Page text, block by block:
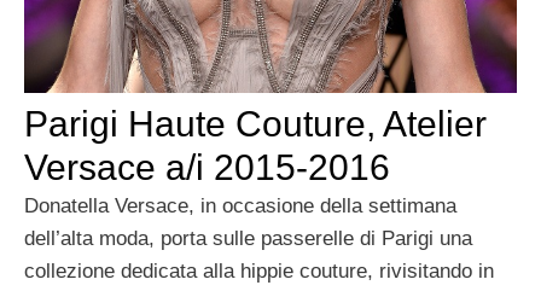
Parigi Haute Couture, Atelier
Versace a/i 2015-2016
Donatella Versace, in occasione della settimana
dell’alta moda, porta sulle passerelle di Parigi una
collezione dedicata alla hippie couture, rivisitando in